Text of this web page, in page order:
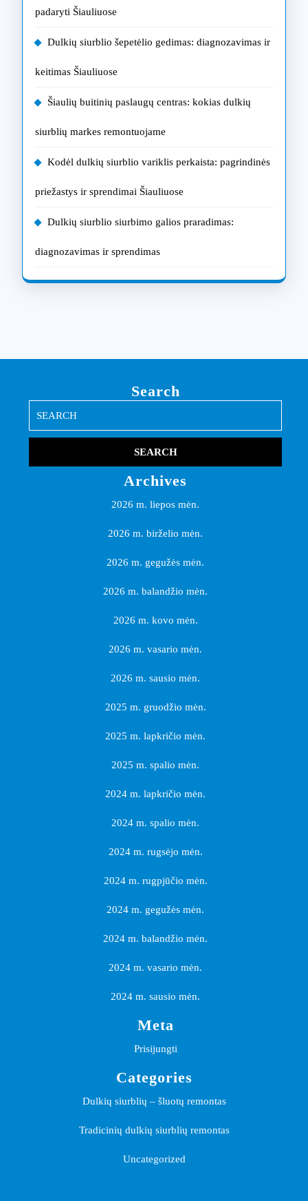
padaryti Šiauliuose
Dulkių siurblio šepetėlio gedimas: diagnozavimas ir
keitimas Šiauliuose
Šiaulių buitinių paslaugų centras: kokias dulkių
siurblių markes remontuojame
Kodėl dulkių siurblio variklis perkaista: pagrindinės
priežastys ir sprendimai Šiauliuose
Dulkių siurblio siurbimo galios praradimas:
diagnozavimas ir sprendimas
Search
for:
Archives
2026 m. liepos mėn.
2026 m. birželio mėn.
2026 m. gegužės mėn.
2026 m. balandžio mėn.
2026 m. kovo mėn.
2026 m. vasario mėn.
2026 m. sausio mėn.
2025 m. gruodžio mėn.
2025 m. lapkričio mėn.
2025 m. spalio mėn.
2024 m. lapkričio mėn.
2024 m. spalio mėn.
2024 m. rugsėjo mėn.
2024 m. rugpjūčio mėn.
2024 m. gegužės mėn.
2024 m. balandžio mėn.
2024 m. vasario mėn.
2024 m. sausio mėn.
Meta
Prisijungti
Categories
Dulkių siurblių – šluotų remontas
Tradicinių dulkių siurblių remontas
Uncategorized